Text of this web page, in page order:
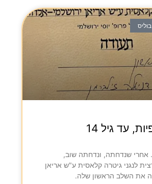
עד גיל 14
שנדחתה, ונדחתה שוב,
גיטרה קלאסית ע"ש אריאן
את השלב הראשון שלה.